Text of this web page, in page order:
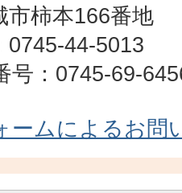
市柿本166番地
0745-44-5013
号：0745-69-
ームによるお問